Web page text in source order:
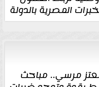
المصرية بالدولة
معتز مرسي.. مباحث